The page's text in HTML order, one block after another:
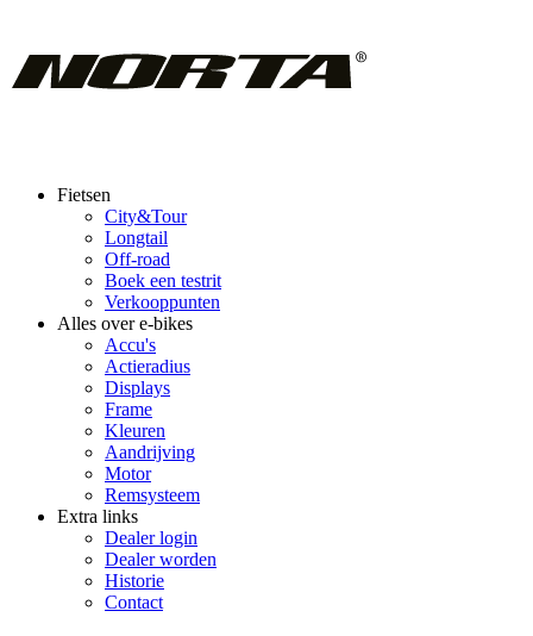
Footer
Fietsen
City&Tour
Longtail
Off-road
Boek een testrit
Verkooppunten
Alles over e-bikes
Accu's
Actieradius
Displays
Frame
Kleuren
Aandrijving
Motor
Remsysteem
Extra links
Dealer login
Dealer worden
Historie
Contact